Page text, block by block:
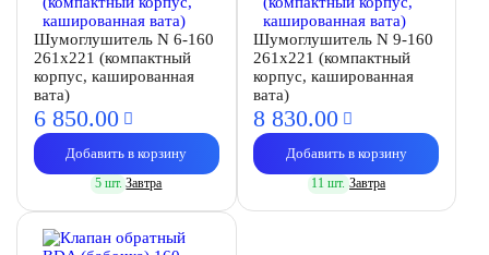
Шумоглушитель N 6-160
261х221 (компактный
корпус, кашированная
вата)
6 850.00
Добавить в корзину
5 шт. Завтра
Шумоглушитель N 9-160
261х221 (компактный
корпус, кашированная
вата)
8 830.00
Добавить в корзину
11 шт. Завтра